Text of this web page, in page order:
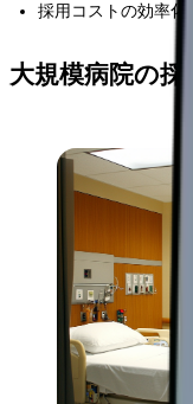
採用コストの効率
大規模病院の採